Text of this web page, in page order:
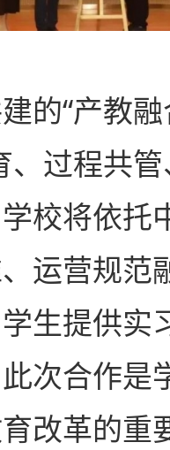
的“产教
、过程共
校将依托
运营规范
生提供实
次合作是
改革的重